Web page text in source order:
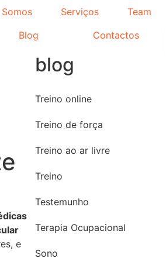
Serviços
Team
Blog Contactos
e
blog
Treino online
Treino de força
Treino ao ar livre
Treino
Testemunho
Terapia Ocupacional
Sono